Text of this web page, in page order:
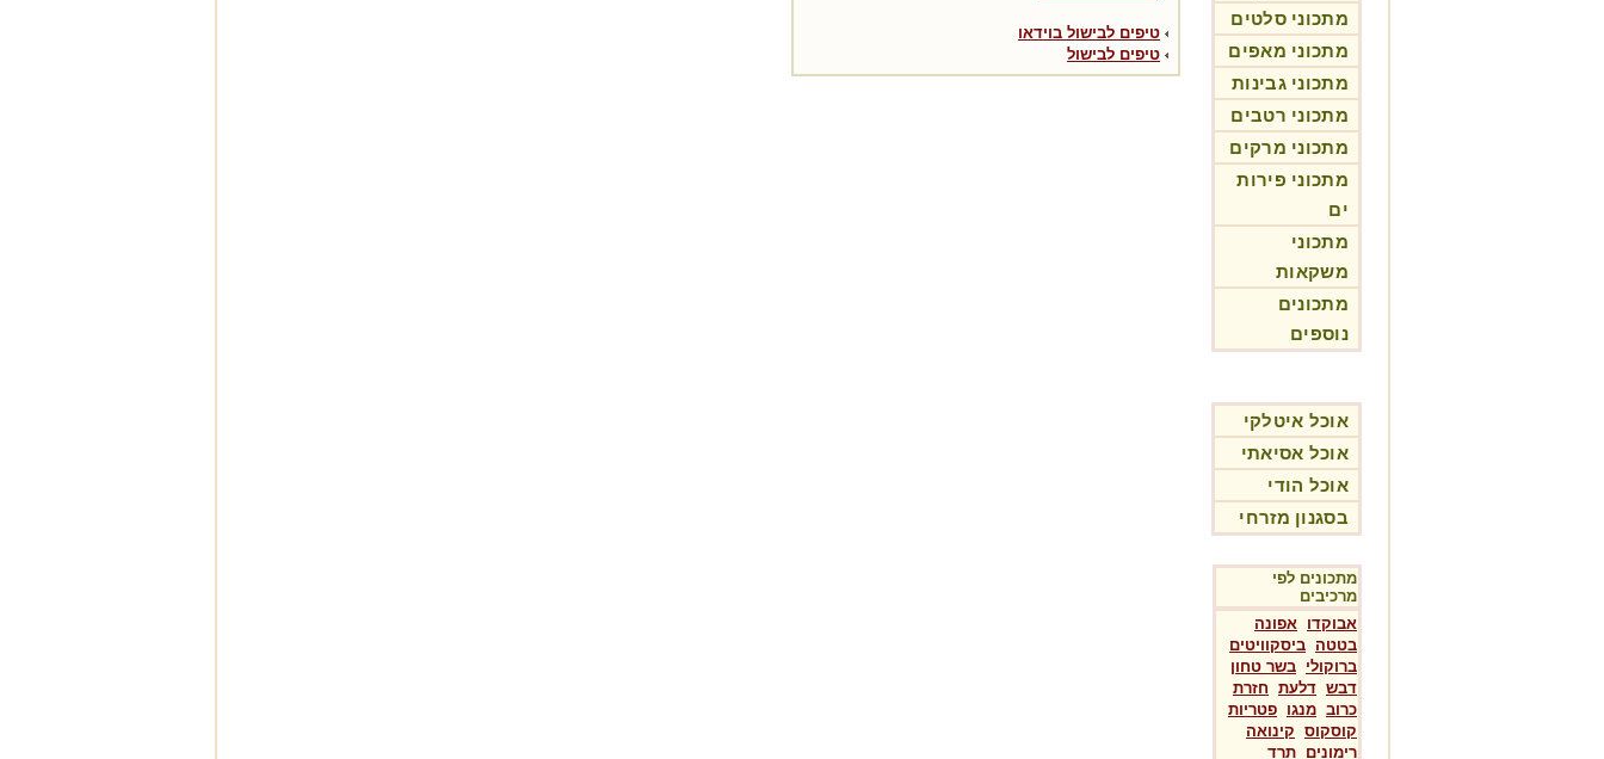
מתכוני סלטים
מתכוני מאפים
מתכוני גבינות
מתכוני רטבים
מתכוני מרקים
מתכוני פירות
ים
מתכוני
משקאות
מתכונים
נוספים
אוכל איטלקי
אוכל אסיאתי
אוכל הודי
בסגנון מזרחי
מתכונים לפי
מרכיבים
אבוקדו אפונה
בטטה ביסקוויטים
ברוקולי בשר טחון
דבש דלעת חזרת
כרוב מנגו פטריות
קוסקוס קינואה
רימונים תרד
טיפים לבישול בוידאו
טיפים לבישול